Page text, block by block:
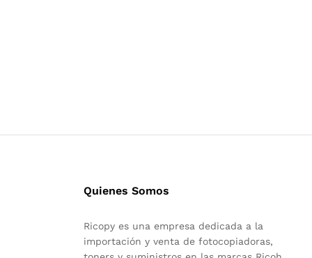
Quienes Somos
Ricopy es una empresa dedicada a la
importación y venta de fotocopiadoras,